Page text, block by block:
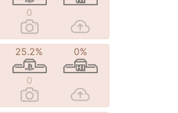
0
25.2% 0%
0